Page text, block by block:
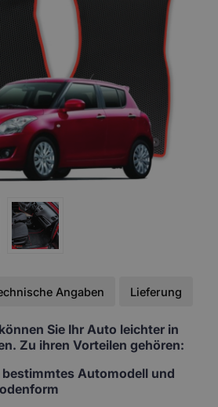
Angaben Lieferung
können Sie Ihr Auto leichter in
Zu ihren Vorteilen gehören:
bestimmtes Automodell und